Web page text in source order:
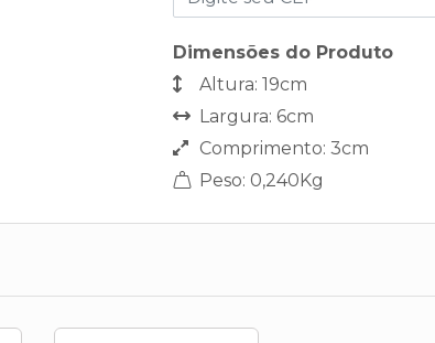
Dimensões do Produto
Altura: 19cm
Largura: 6cm
Comprimento: 3cm
Peso: 0,240Kg